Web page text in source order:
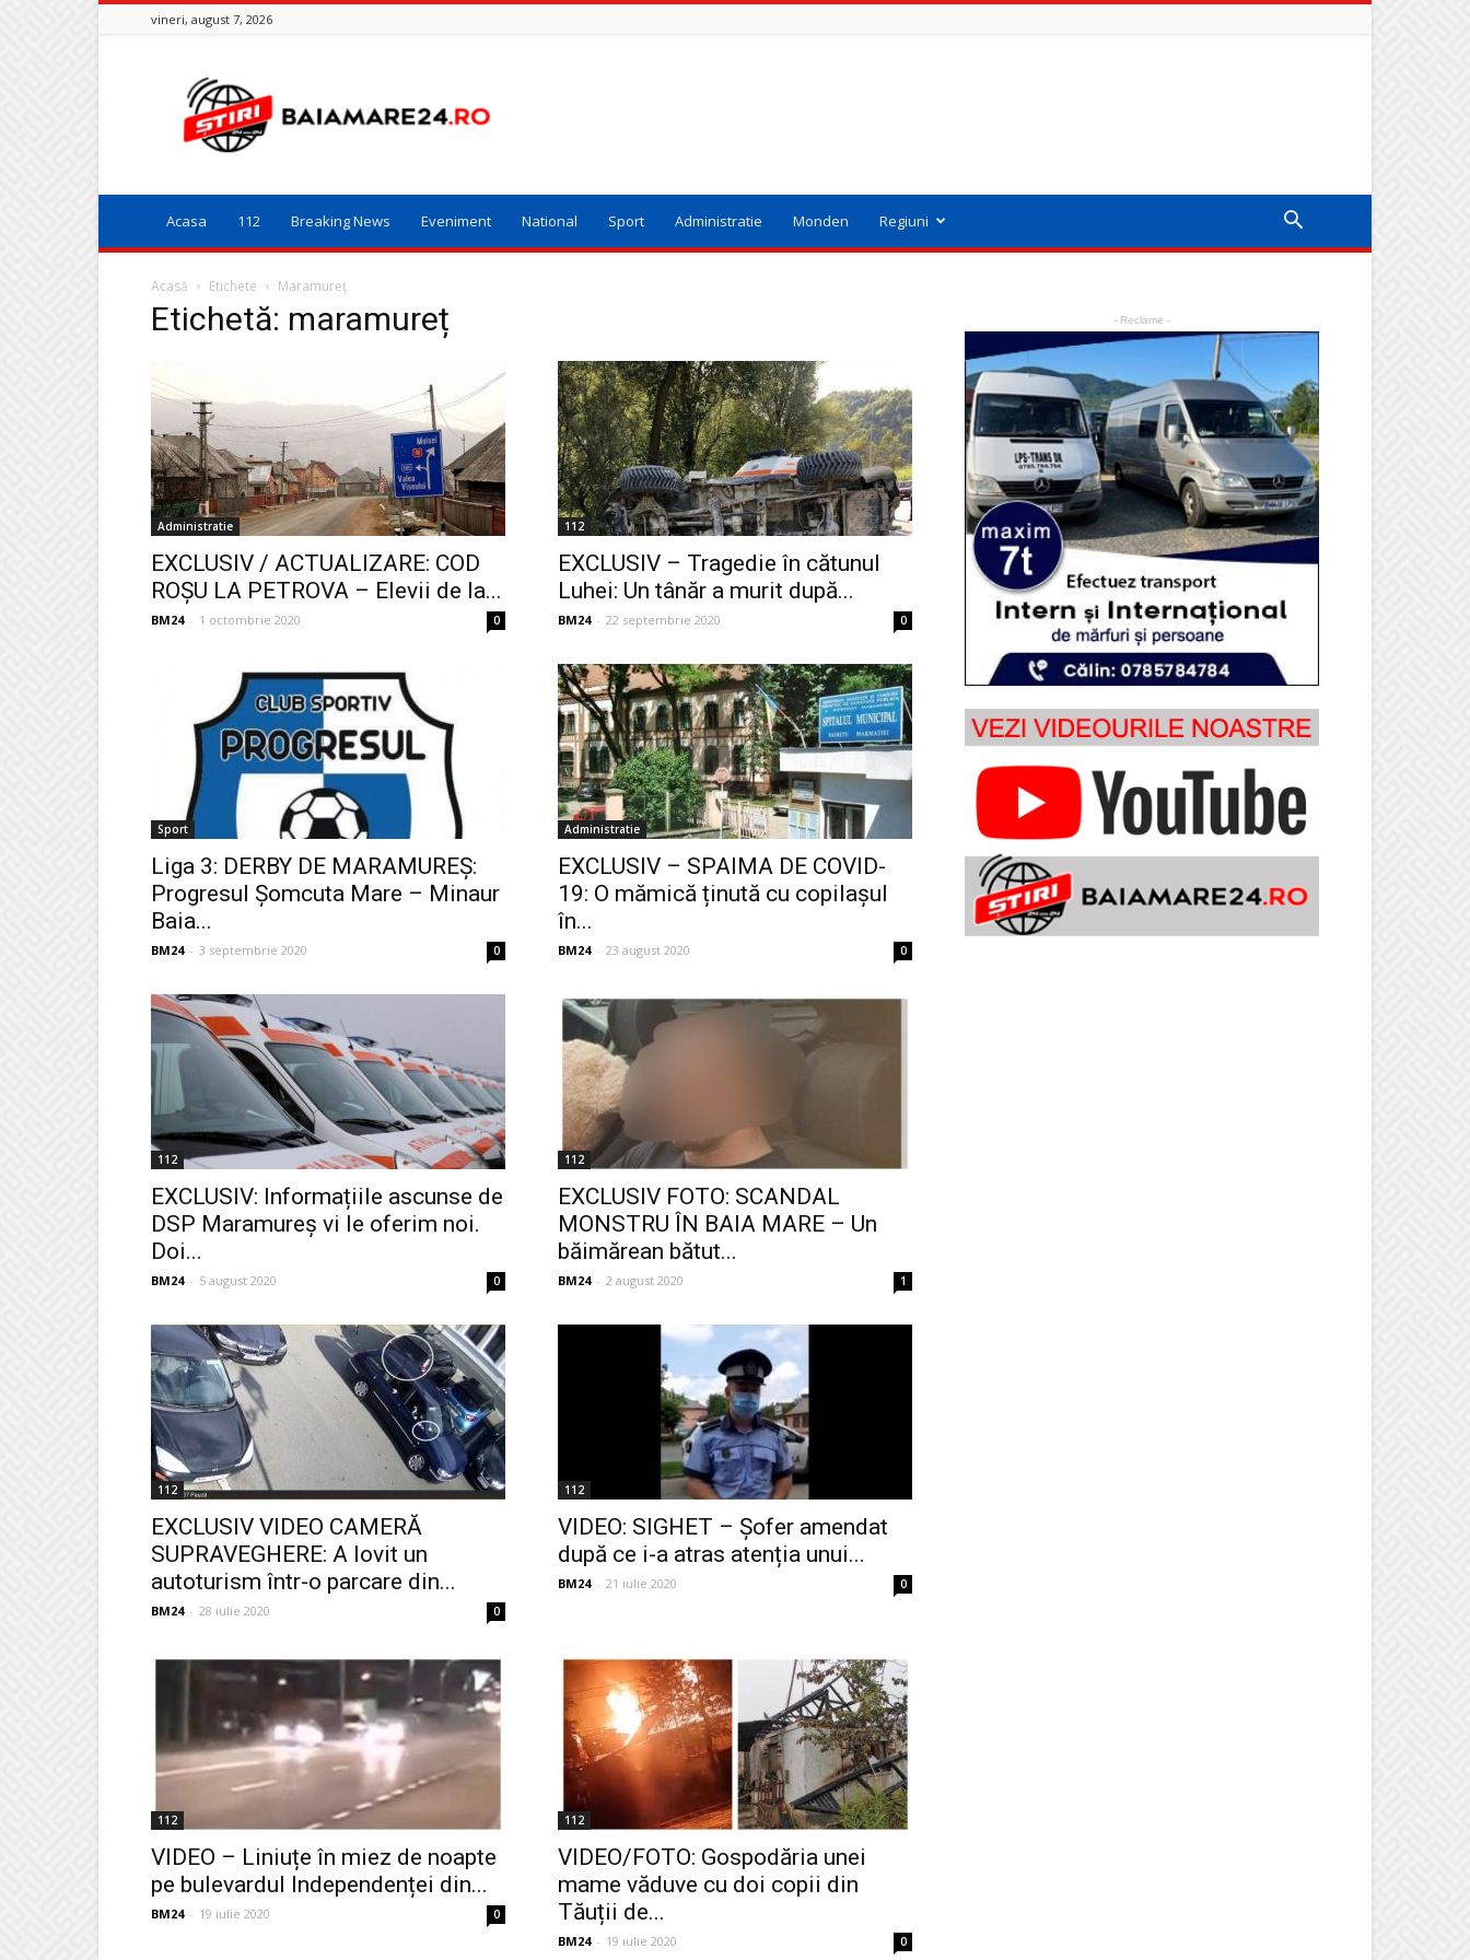
vineri, august 7, 2026
Baia
Mare
24
Acasa 112 Breaking News Eveniment National Sport Administratie Monden Regiuni
Acasă Etichete Maramureț
Etichetă: maramureț
Administratie
EXCLUSIV / ACTUALIZARE: COD
ROȘU LA PETROVA – Elevii de la...
BM24 - 1 octombrie 2020 0
112
EXCLUSIV – Tragedie în cătunul
Luhei: Un tânăr a murit după...
BM24 - 22 septembrie 2020 0
Sport
Liga 3: DERBY DE MARAMUREȘ:
Progresul Șomcuta Mare – Minaur
Baia...
BM24 - 3 septembrie 2020 0
Administratie
EXCLUSIV – SPAIMA DE COVID-
19: O mămică ținută cu copilașul
în...
BM24 - 23 august 2020 0
112
EXCLUSIV: Informațiile ascunse de
DSP Maramureș vi le oferim noi.
Doi...
BM24 - 5 august 2020 0
112
EXCLUSIV FOTO: SCANDAL
MONSTRU ÎN BAIA MARE – Un
băimărean bătut...
BM24 - 2 august 2020 1
112
EXCLUSIV VIDEO CAMERĂ
SUPRAVEGHERE: A lovit un
autoturism într-o parcare din...
BM24 - 28 iulie 2020 0
112
VIDEO: SIGHET – Șofer amendat
după ce i-a atras atenția unui...
BM24 - 21 iulie 2020 0
112
VIDEO – Liniuțe în miez de noapte
pe bulevardul Independenței din...
BM24 - 19 iulie 2020 0
112
VIDEO/FOTO: Gospodăria unei
mame văduve cu doi copii din
Tăuții de...
BM24 - 19 iulie 2020 0
- Reclame -